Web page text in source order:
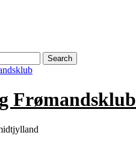
Frømandsklub